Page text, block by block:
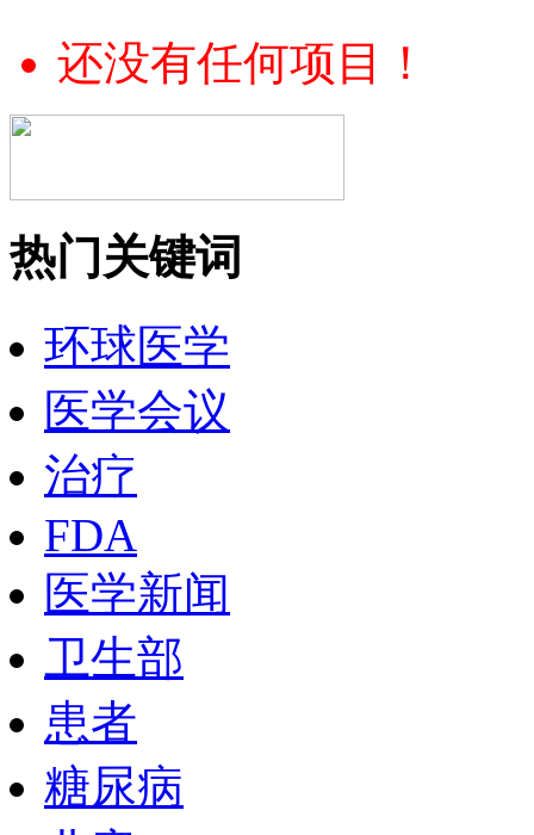
还没有任何项目！
热门关键词
环球医学
医学会议
治疗
FDA
医学新闻
卫生部
患者
糖尿病